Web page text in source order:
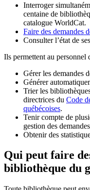
Interroger
centaine de
catalogue WorldCat.
Faire des demandes
Consulter l’état de
Ils permettent au personnel
Gérer les demandes
Générer
Trier les
directrices du Code
québécoises.
Tenir compte de
gestion des
Obtenir des
Qui peut faire
bibliothèque du